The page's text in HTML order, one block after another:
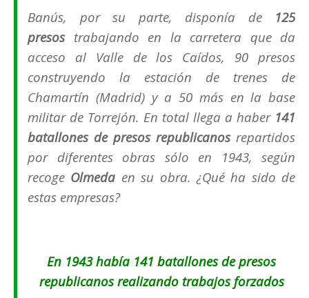
Banús, por su parte, disponía de 125
presostrabajando en la carretera que da
acceso al Valle de los Caídos, 90 presos
construyendo la estación de trenes de
Chamartín (Madrid) y a 50 más en la base
militar de Torrejón. En total llega a haber 141
batallones de presos republicanosrepartidos
por diferentes obras sólo en 1943, según
recoge Olmeda en su obra. ¿Qué ha sido de
estas empresas?
En 1943 había 141 batallones de presos
republicanos realizando trabajos forzados